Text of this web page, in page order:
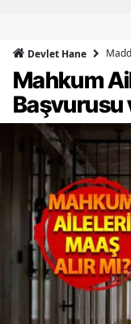
Devlet Hane
Mahkum
Başvurusu